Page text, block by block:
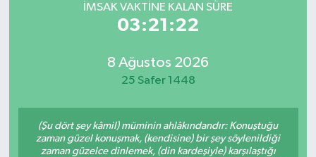
İMSAK VAKTİNE KALAN SÜRE
03:21:22
8 Ağustos 2026
25 Safer 1448
(Şu dört şey kâmil) müminin ahlâkındandır: Konuştuğu
zaman güzel konuşmak, (kendisine) bir şey söylenildiği
zaman güzelce dinlemek, (din kardeşiyle) karşılaştığı
Son Dakika Haberleri